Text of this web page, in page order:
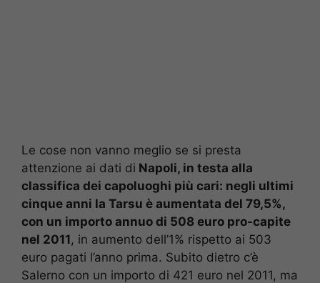
Le cose non vanno meglio se si presta
attenzione ai dati di Napoli, in testa alla
classifica dei capoluoghi più cari: negli ultimi
cinque anni la Tarsu è aumentata del 79,5%,
con un importo annuo di 508 euro pro-capite
nel 2011, in aumento dell’1% rispetto ai 503
euro pagati l’anno prima. Subito dietro c’è
Salerno con un importo di 421 euro nel 2011, ma